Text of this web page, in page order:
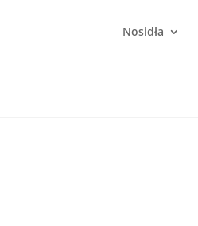
Nosidła